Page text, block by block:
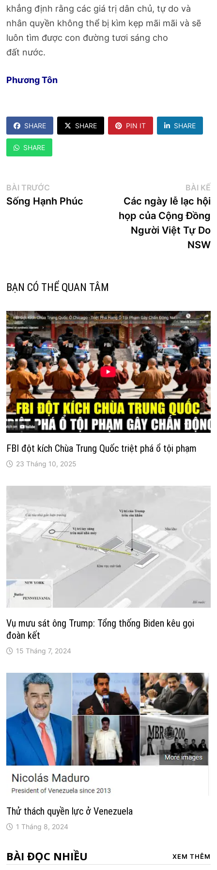
khẳng định rằng các giá trị dân chủ, tự do và
nhân quyền không thể bị kìm kẹp mãi mãi và sẽ
luôn tìm được con đường tươi sáng cho
đất nước.
Phương Tôn
SHARE SHARE PIN IT SHARE
SHARE
Điều
hướng
BÀI TRƯỚC
trước:
Sống Hạnh Phúc
BÀI KẾ
Các ngày lễ lạc hội
họp của Cộng Đồng
Người Việt Tự Do
NSW
BẠN CÓ THỂ QUAN TÂM
FBI đột kích Chùa Trung Quốc triệt phá ổ tội phạm
23 Tháng 10, 2025
Vụ mưu sát ông Trump: Tổng thống Biden kêu gọi
đoàn kết
15 Tháng 7, 2024
Thử thách quyền lực ở Venezuela
1 Tháng 8, 2024
BÀI ĐỌC NHIỀU XEM THÊM